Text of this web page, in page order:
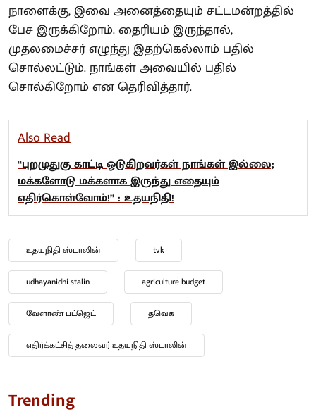
நாளைக்கு, இவை அனைத்தையும் சட்டமன்றத்தில்
பேச இருக்கிறோம். தைரியம் இருந்தால்,
முதலமைச்சர் எழுந்து இதற்கெல்லாம் பதில்
சொல்லட்டும். நாங்கள் அவையில் பதில்
சொல்கிறோம் என தெரிவித்தார்.
Also Read
“புறமுதுகு காட்டி ஓடுகிறவர்கள் நாங்கள் இல்லை;
மக்களோடு மக்களாக இருந்து எதையும்
எதிர்கொள்வோம்!” : உதயநிதி!
உதயநிதி ஸ்டாலின் tvk
udhayanidhi stalin agriculture budget
வேளாண் பட்ஜெட் தவெக
எதிர்க்கட்சித் தலைவர் உதயநிதி ஸ்டாலின்
Trending